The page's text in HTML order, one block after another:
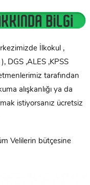
İlkokul ,
DGS ,ALES ,KPSS
tarafından
alışkanlığı ya da
istiyorsanız ücretsiz
Velilerin bütçesine